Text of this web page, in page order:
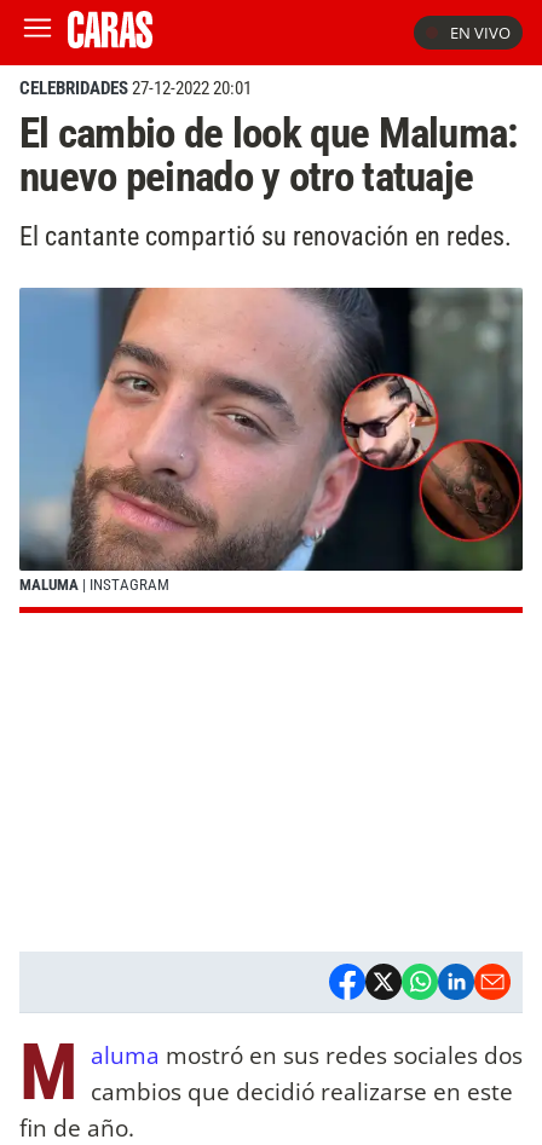
EN VIVO
CELEBRIDADES27-12-2022 20:01
El cambio de look que Maluma:
nuevo peinado y otro tatuaje
El cantante compartió su renovación en redes.
MALUMA | INSTAGRAM
M aluma mostró en sus redes sociales dos
cambios que decidió realizarse en este
fin de año.